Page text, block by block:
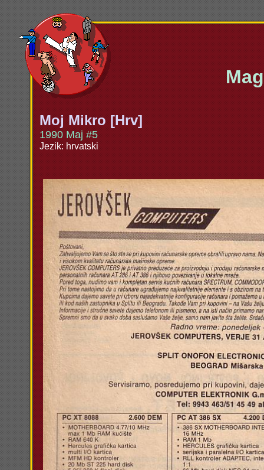
Moj Mikro [Hrv]
1990 Maj #5
Jezik: hrvatski